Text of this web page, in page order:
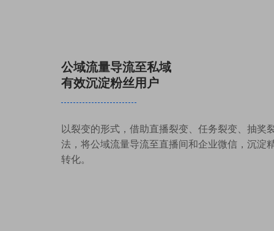
公域流量导流至私域
有效沉淀粉丝用户
以裂变的形式，借助直播裂变、任务裂变、抽奖
法，将公域流量导流至直播间和企业微信，沉淀
转化。